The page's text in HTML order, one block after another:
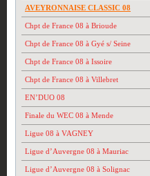
AVEYRONNAISE CLASSIC 08
Chpt de France 08 à Brioude
Chpt de France 08 à Gyé s/ Seine
Chpt de France 08 à Issoire
Chpt de France 08 à Villebret
EN’DUO 08
Finale du WEC 08 à Mende
Ligue 08 à VAGNEY
Ligue d’Auvergne 08 à Mauriac
Ligue d’Auvergne 08 à Solignac